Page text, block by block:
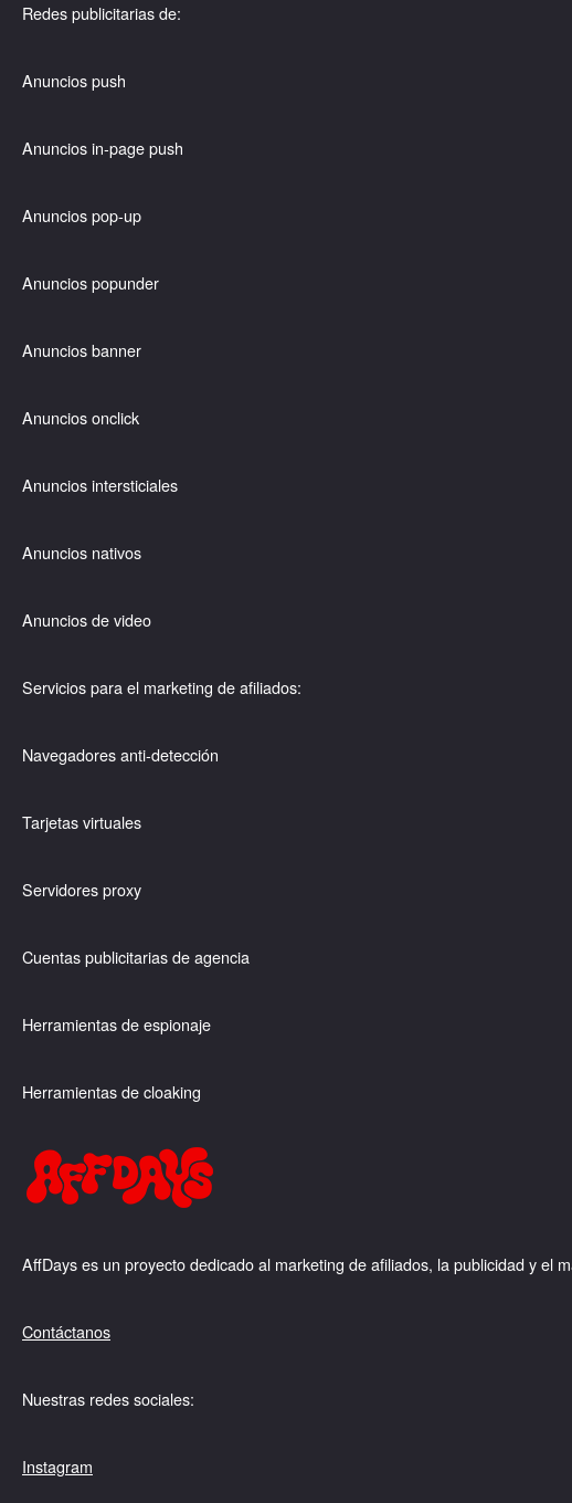
Redes publicitarias de:
Anuncios push
Anuncios in-page push
Anuncios pop-up
Anuncios popunder
Anuncios banner
Anuncios onclick
Anuncios intersticiales
Anuncios nativos
Anuncios de video
Servicios para el marketing de afiliados:
Navegadores anti-detección
Tarjetas virtuales
Servidores proxy
Cuentas publicitarias de agencia
Herramientas de espionaje
Herramientas de cloaking
AffDays es un proyecto dedicado al marketing de afiliados, la publicidad y el
Contáctanos
Nuestras redes sociales:
Instagram